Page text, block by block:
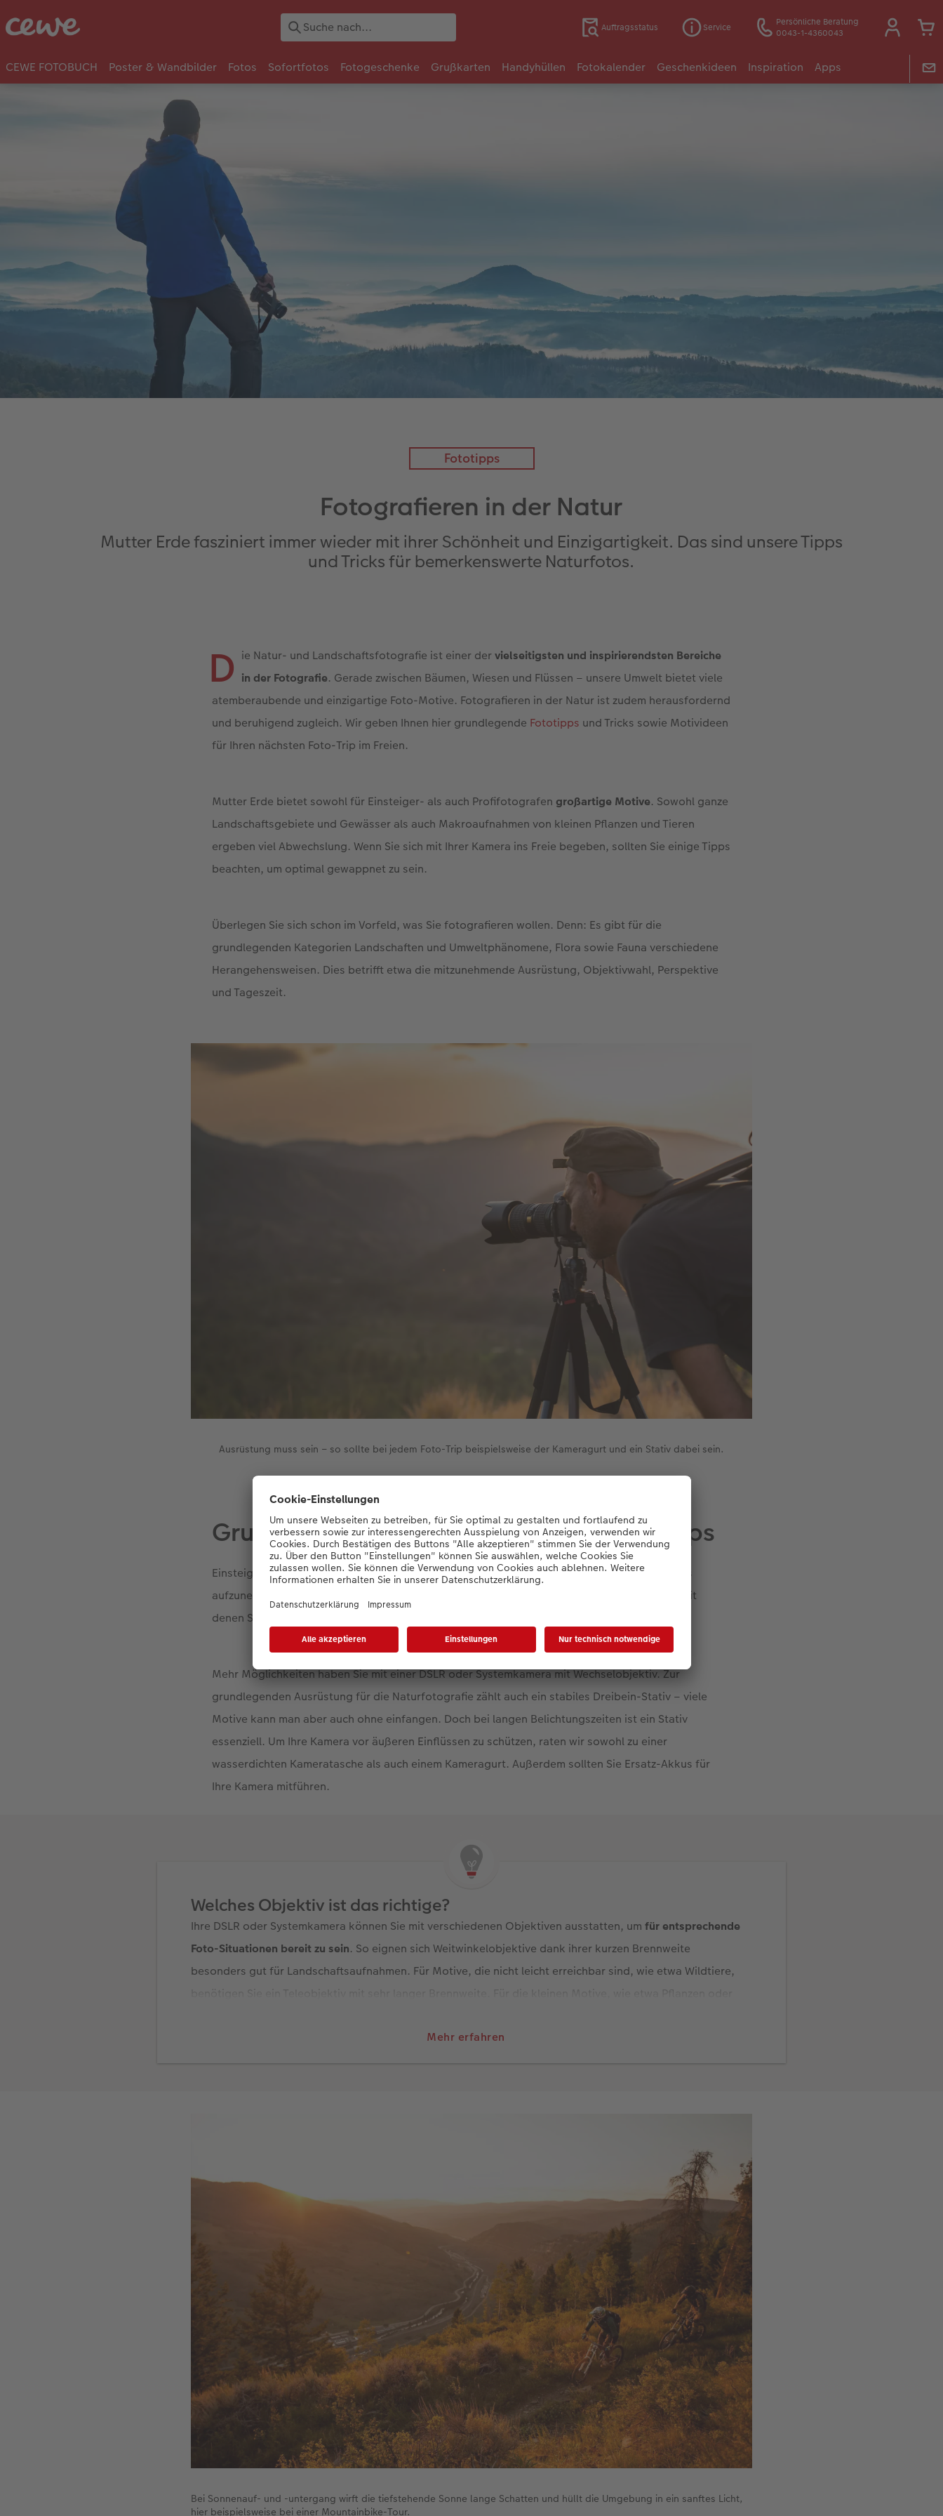
Auftragsstatus Service
Persönliche Beratung
0043-1-4360043
CEWE FOTOBUCH Poster & Wandbilder Fotos Sofortfotos Fotogeschenke Grußkarten Handyhüllen Fotokalender Geschenkideen Inspiration Apps
Fototipps
Fotografieren in der Natur
Mutter Erde fasziniert immer wieder mit ihrer Schönheit und Einzigartigkeit. Das sind unsere Tipps
und Tricks für bemerkenswerte Naturfotos.
D ie Natur- und Landschaftsfotografie ist einer dervielseitigsten und inspirierendsten Bereiche
in der Fotografie. Gerade zwischen Bäumen, Wiesen und Flüssen – unsere Umwelt bietet viele
atemberaubende und einzigartige Foto-Motive. Fotografieren in der Natur ist zudem herausfordernd
und beruhigend zugleich. Wir geben Ihnen hier grundlegende Fototipps und Tricks sowie Motivideen
für Ihren nächsten Foto-Trip im Freien.
Mutter Erde bietet sowohl für Einsteiger- als auch Profifotografen großartige Motive. Sowohl ganze
Landschaftsgebiete und Gewässer als auch Makroaufnahmen von kleinen Pflanzen und Tieren
ergeben viel Abwechslung. Wenn Sie sich mit Ihrer Kamera ins Freie begeben, sollten Sie einige Tipps
beachten, um optimal gewappnet zu sein.
Überlegen Sie sich schon im Vorfeld, was Sie fotografieren wollen. Denn: Es gibt für die
grundlegenden Kategorien Landschaften und Umweltphänomene, Flora sowie Fauna verschiedene
Herangehensweisen. Dies betrifft etwa die mitzunehmende Ausrüstung, Objektivwahl, Perspektive
und Tageszeit.
Ausrüstung muss sein – so sollte bei jedem Foto-Trip beispielsweise der Kameragurt und ein Stativ dabei sein.
Grundanforderungen und allgemeine Tipps
Einsteiger habenmit ihrem Smartphone eine sehr gute Grundlage, um anständige Naturfotos
aufzunehmen. Viele Geräte besitzen nämlich einen Makro- sowie einen Weitwinkel-Modus, mit
denen Sie bereits bemerkenswerte Ergebnisse erzielen können.
Mehr Möglichkeiten haben Sie mit einer DSLR oder Systemkamera mit Wechselobjektiv. Zur
grundlegenden Ausrüstung für die Naturfotografie zählt auch ein stabiles Dreibein-Stativ – viele
Motive kann man aber auch ohne einfangen. Doch bei langen Belichtungszeiten ist ein Stativ
essenziell. Um Ihre Kamera vor äußeren Einflüssen zu schützen, raten wir sowohl zu einer
wasserdichten Kameratasche als auch einem Kameragurt. Außerdem sollten Sie Ersatz-Akkus für
Ihre Kamera mitführen.
Mehr erfahren
Welches Objektiv ist das richtige?
Ihre DSLR oder Systemkamera können Sie mit verschiedenen Objektiven ausstatten, um für entsprechende
Foto-Situationen bereit zu sein. So eignen sich Weitwinkelobjektive dank ihrer kurzen Brennweite
besonders gut für Landschaftsaufnahmen. Für Motive, die nicht leicht erreichbar sind, wie etwa Wildtiere,
1:2 können Sie selbst winzige Motive groß und gestochen scharf abbilden.
Bei Sonnenauf- und -untergang wirft die tiefstehende Sonne lange Schatten und hüllt die Umgebung in ein sanftes Licht,
hier beispielsweise bei einer Mountainbike-Tour.